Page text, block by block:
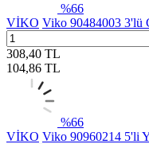
%66
VİKO Viko 90484003 3'lü
308,40 TL
104,86 TL
%66
VİKO Viko 90960214 5'li